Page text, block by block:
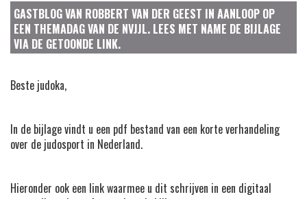
GASTBLOG VAN ROBBERT VAN DER GEEST IN AANLOOP OP
EEN THEMADAG VAN DE NVJJL. LEES MET NAME DE BIJLAGE
VIA DE GETOONDE LINK.
Beste judoka,
In de bijlage vindt u een pdf bestand van een korte verhandeling
over de judosport in Nederland.
Hieronder ook een link waarmee u dit schrijven in een digitaal